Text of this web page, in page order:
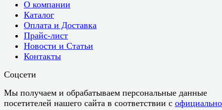
О компании
Каталог
Оплата и Доставка
Прайс-лист
Новости и Статьи
Контакты
Соцсети
Мы получаем и обрабатываем персональные данные
посетителей нашего сайта в соответствии с